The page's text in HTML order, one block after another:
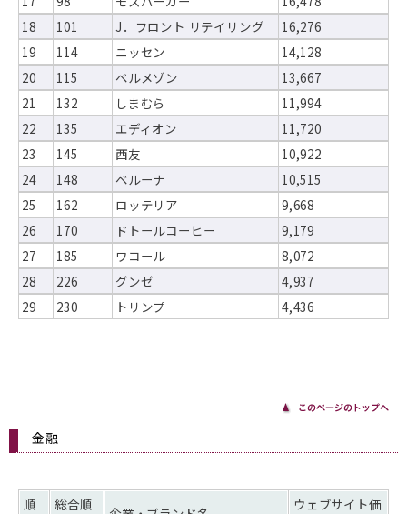
18
101 J．フロント リテイリング
16,276
19
114 ニッセン
14,128
20
115 ベルメゾン
13,667
21
132 しまむら
11,994
22
135 エディオン
11,720
23
145 西友
10,922
24
148 ベルーナ
10,515
25
162 ロッテリア
9,668
26
170 ドトールコーヒー
9,179
27
185 ワコール
8,072
28
226 グンゼ
4,937
29
230 トリンプ 4,436
金融
順
総合順
ウェブサイト価